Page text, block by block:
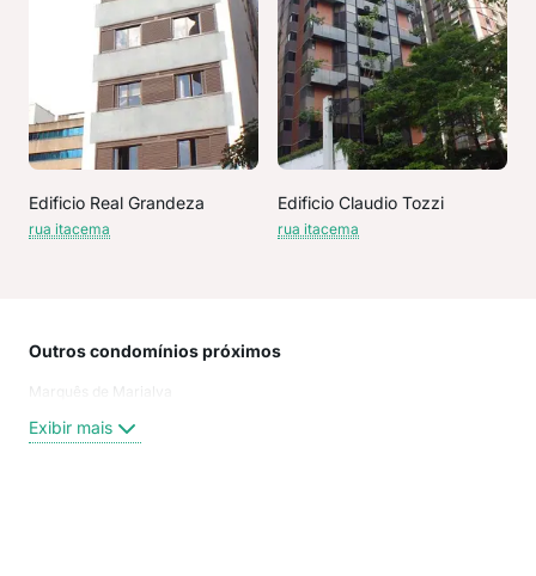
Edificio Real Grandeza
rua itacema
Edificio Claudio Tozzi
rua itacema
Outros condomínios próximos
Marquês de Marialva
Exibir mais